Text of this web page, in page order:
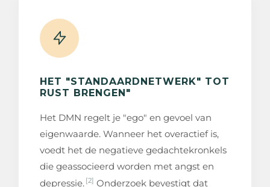
HET "STANDAARDNETWERK" TOT
RUST BRENGEN"
Het DMN regelt je "ego" en gevoel van
eigenwaarde. Wanneer het overactief is,
voedt het de negatieve gedachtekronkels
die geassocieerd worden met angst en
depressie. [2] Onderzoek bevestigt dat